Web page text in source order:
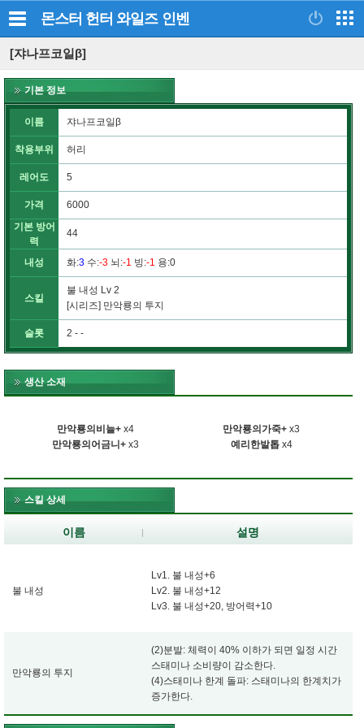
몬스터 헌터 와일즈 인벤
[쟈나프코일β]
기본 정보
이름 쟈나프코일β
착용부위 허리
레어도 5
가격
6000
기본 방어
력
44
내성 화:3 수:-3 뇌 :-1 빙:-1 용:0
스킬
불 내성 Lv 2
[시리즈] 만악룡의 투지
슬롯 2 - -
생산 소재
만악룡의비늘+x4 만악룡의가죽+ x3
만악룡의어금니+x3 예리한발톱x4
스킬 상세
이름 설명
불 내성
Lv1. 불 내성+6
Lv2. 불 내성+12
Lv3. 불 내성+20, 방어력+10
만악룡의 투지
(2)분발: 체력이 40% 이하가 되면 일정 시간
스태미나 소비량이 감소한다.
(4)스태미나 한계 돌파: 스태미나의 한계치가
증가한다.